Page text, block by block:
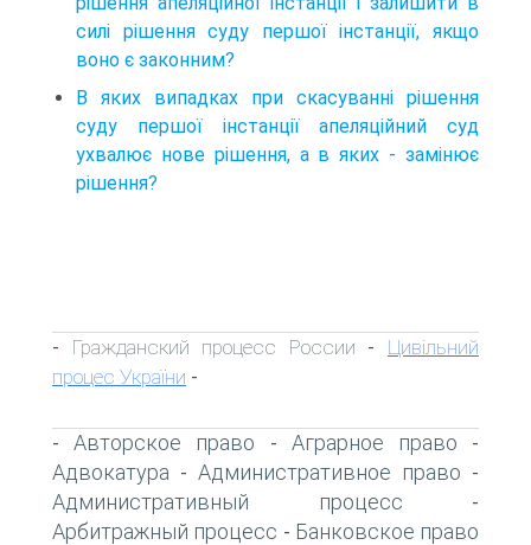
силі рішення суду першої інстанції, якщо
воно є законним?
В яких випадках при скасуванні рішення
суду першої інстанції апеляційний суд
ухвалює нове рішення, а в яких - замінює
рішення?
- Гражданский процесс России - Цивільний
процес України -
-Авторское право - Аграрное право -
Адвокатура - Административное право -
Административный процесс -
Арбитражный процесс - Банковское право